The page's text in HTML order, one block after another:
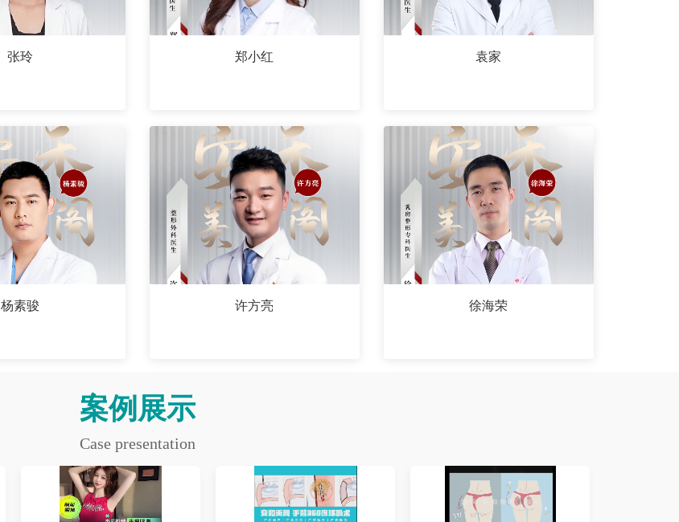
张玲 郑小红 袁家
杨素骏 许方亮 徐海荣
案例展示
Case presentation